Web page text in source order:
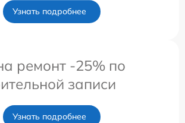
Узнать подробнее
ремонт -25% по
записи
Узнать подробнее